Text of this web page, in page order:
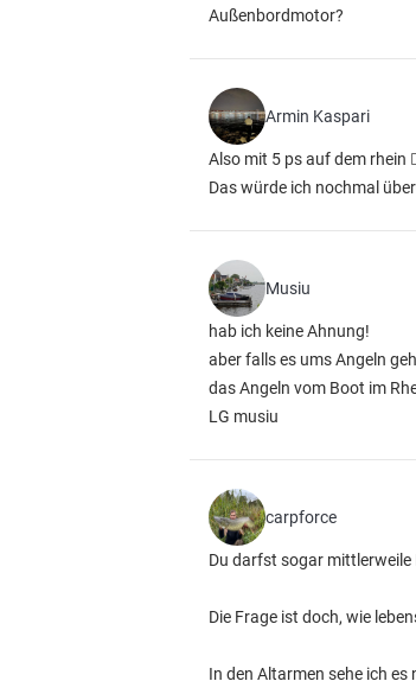
Außenbordmotor?
Armin Kaspari
Also mit 5 ps auf dem rhein
Das würde ich nochmal
Musiu
hab ich keine Ahnung!
aber falls es ums Angeln
das Angeln vom Boot im
LG musiu
carpforce
Du darfst sogar mittlerweile
Die Frage ist doch, wie
In den Altarmen sehe ich es